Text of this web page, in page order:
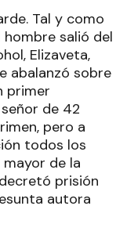
Tal y como
hombre salió del
Elizaveta,
abalanzó sobre
primer
de 42
pero a
todos los
de la
prisión
autora